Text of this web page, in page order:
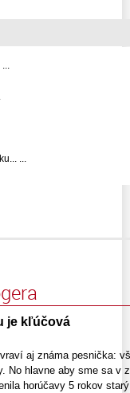
...
je kľúčová
aj známa pesnička:
No hlavne aby sme sa v
horúčavy 5 rokov